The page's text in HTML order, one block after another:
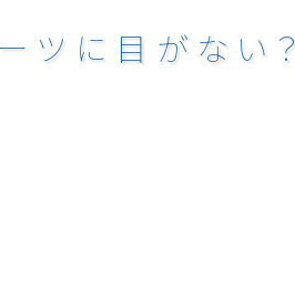
ツに目がない？